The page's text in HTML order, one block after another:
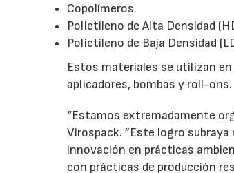
Copolímeros.
Polietileno de Alta Densidad
Polietileno de Baja Densidad
Estos materiales se utilizan
aplicadores, bombas y roll-ons.
“Estamos extremadamente
Virospack. ”Este logro
innovación en prácticas
con prácticas de producción